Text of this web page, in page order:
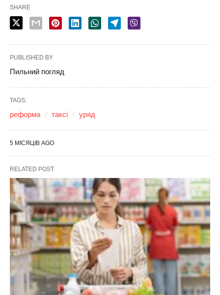
SHARE
PUBLISHED BY
Пильний погляд
TAGS:
реформа таксі уряд
5 МІСЯЦІВ AGO
RELATED POST